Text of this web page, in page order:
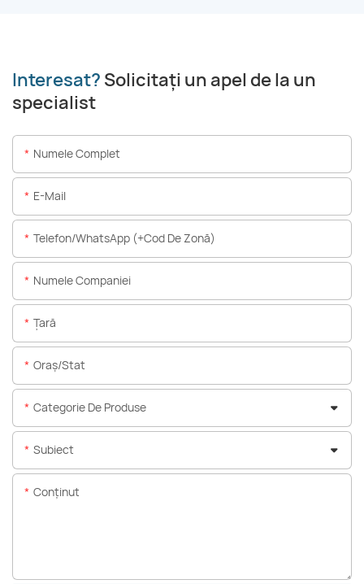
Interesat? Solicitați un apel de la un
specialist
Numele Complet
E-Mail
Telefon/WhatsApp (+Cod De Zonă)
Numele Companiei
Ţară
Oraș/stat
Categorie De Produse
Subiect
Conţinut